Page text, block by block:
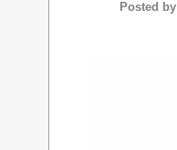
Posted by